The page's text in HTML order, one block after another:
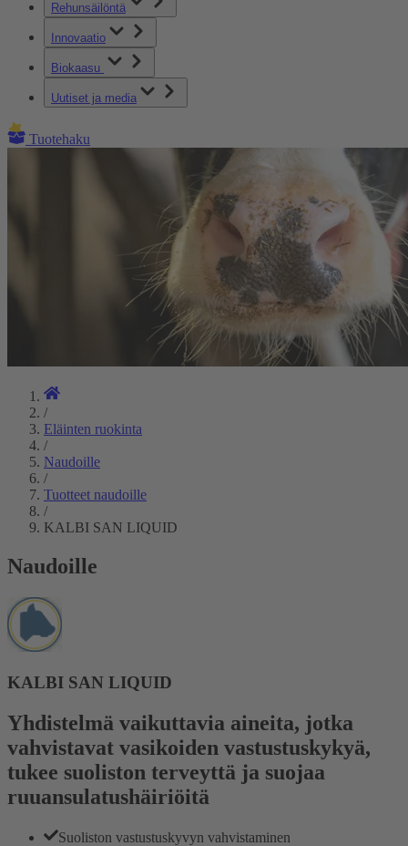
Rehunsäilöntä
Innovaatio
Biokaasu
Uutiset ja media
Tuotehaku
/
Eläinten ruokinta
/
Naudoille
/
Tuotteet naudoille
/
KALBI SAN LIQUID
Naudoille
KALBI SAN LIQUID
Yhdistelmä vaikuttavia aineita, jotka
vahvistavat vasikoiden vastustuskykyä,
tukee suoliston terveyttä ja suojaa
ruuansulatushäiriöitä
Suoliston vastustuskyvyn vahvistaminen